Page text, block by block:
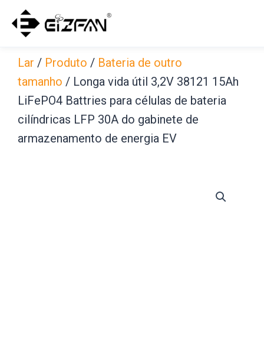
para
Lar / Produto / Bateria de outro
tamanho / Longa vida útil 3,2V 38121 15Ah
LiFePO4 Battries para células de bateria
cilíndricas LFP 30A do gabinete de
armazenamento de energia EV